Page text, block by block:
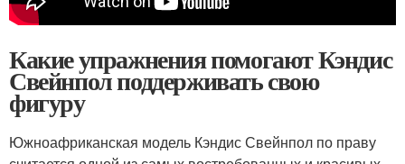
Какие упражнения помогают Кэндис
Свейнпол поддерживать свою
фигуру
Южноафриканская модель Кэндис Свейнпол по праву